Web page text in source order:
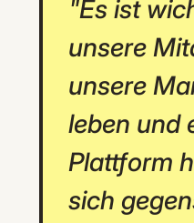
"Es ist
unsere
unsere
leben und
Plattform
sich